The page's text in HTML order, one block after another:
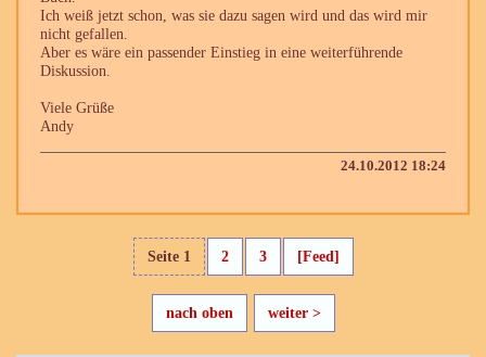
Ich weiß jetzt schon, was sie dazu sagen wird und das wird mir
nicht gefallen.
Aber es wäre ein passender Einstieg in eine weiterführende
Diskussion.
Viele Grüße
Andy
24.10.2012 18:24
Seite 1 2 3 [Feed]
nach oben weiter >